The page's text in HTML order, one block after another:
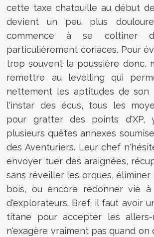
cette taxe chatouille au début
devient un peu plus
commence à se coltiner
particulièrement coriaces. Pour
trop souvent la poussière donc,
remettre au levelling qui
nettement les aptitudes de son
l'instar des écus, tous les
pour gratter des points d'XP,
plusieurs quêtes annexes
des Aventuriers. Leur chef
envoyer tuer des araignées,
sans réveiller les orques, éliminer
bois, ou encore redonner vie
d'explorateurs. Bref, il faut avoir
titane pour accepter les
n'exagère vraiment pas quand on